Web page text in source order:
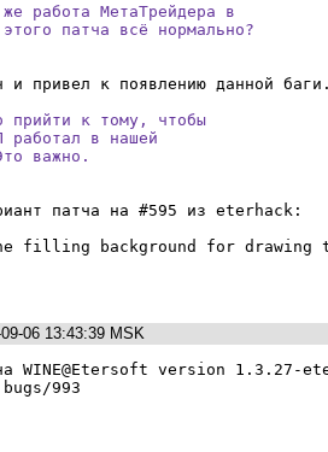
работа МетаТрейдера в
патча всё нормально?
и привел к появлению данной
к тому, чтобы
работал в нашей
важно.
патча на #595 из eterhack:
filling background for drawing
06 13:43:39 MSK
WINE@Etersoft version 1.3.27-
993